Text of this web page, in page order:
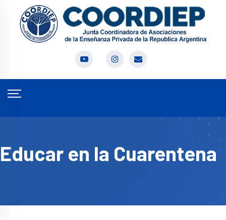
Educar en la Cuarentena